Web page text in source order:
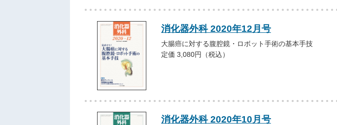
消化器外科 2020年12月号
大腸癌に対する腹腔鏡・ロボット手術の基本手技
定価 3,080円（税込）
消化器外科 2020年10月号